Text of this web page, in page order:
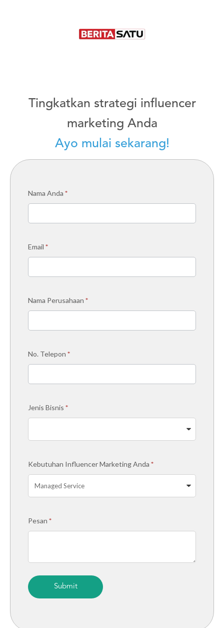
Tingkatkan strategi influencer
marketing Anda
Ayo mulai sekarang!
Managed
Nama Anda *
Email *
Nama Perusahaan *
No. Telepon *
Jenis Bisnis *
Kebutuhan Influencer Marketing Anda *
Pesan *
Submit